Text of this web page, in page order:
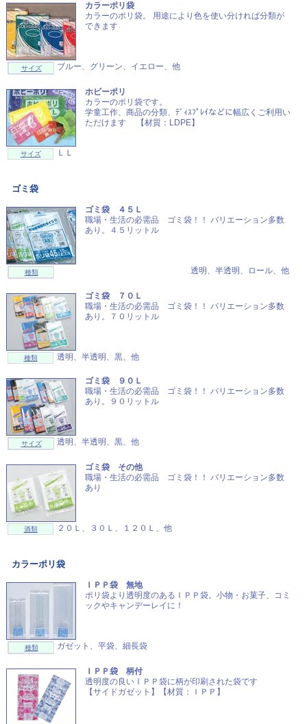
カラーポリ袋
カラーのポリ袋。 用途により色を使い分ければ分類が
できます
サイズ ブルー、グリーン、イエロー、他
ホビーポリ
カラーのポリ袋です。
学童工作、商品の分類、ﾃﾞｨｽﾌﾟﾚｲなどに幅広くご利用い
ただけます 【材質：LDPE】
サイズ ＬＬ
ゴミ袋
ゴミ袋 ４５Ｌ
職場・生活の必需品 ゴミ袋！！ バリエーション多数
あり。４５リットル
種類 透明、半透明、ロール、他
ゴミ袋 ７０Ｌ
職場・生活の必需品 ゴミ袋！！ バリエーション多数
あり。７０リットル
種類 透明、半透明、黒、他
ゴミ袋 ９０Ｌ
職場・生活の必需品 ゴミ袋！！ バリエーション多数
あり。９０リットル
サイズ 透明、半透明、黒、他
ゴミ袋 その他
職場・生活の必需品 ゴミ袋！！ バリエーション多数
あり
酒類 ２０Ｌ、３０Ｌ、１２０Ｌ、他
カラーポリ袋
ＩＰＰ袋 無地
ポリ袋より透明度のあるＩＰＰ袋。小物・お菓子、コミ
ックやキャンデーレイに！
種類 ガゼット、平袋、細長袋
ＩＰＰ袋 柄付
透明度の良いＩＰＰ袋に柄が印刷された袋です
【サイドガゼット】【材質：ＩＰＰ】